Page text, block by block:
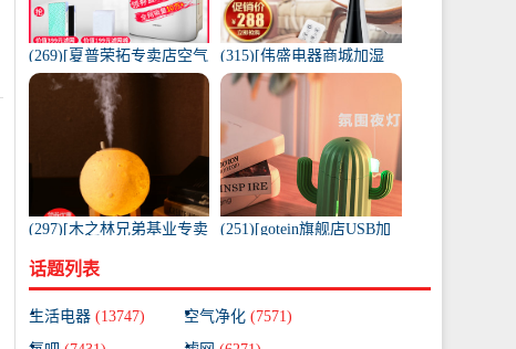
(269)[夏普荣拓专卖店空气
净化,氧吧]夏普空气净化器
家用W38月销量99件仅售
(315)[伟盛电器商城加湿
器]空气加湿器家用静音卧
室除螨杀菌大雾量月销量
99件仅售288元
(297)[木之林兄弟基业专卖
湿器小型迷你usb家用静音
月销量99件仅售68元
(251)[gotein旗舰店USB加
99件仅售58元
话题列表
生活电器 (13747) 空气净化 (7571)